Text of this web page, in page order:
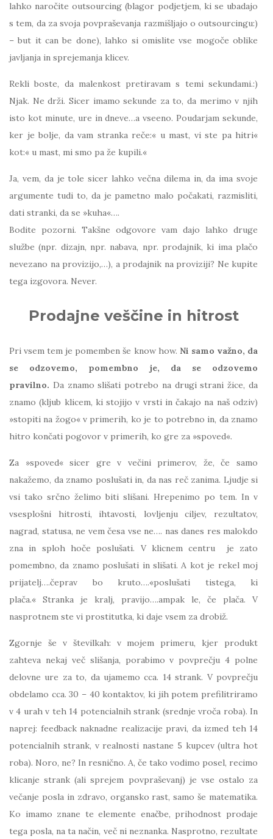
lahko naročite outsourcing (blagor podjetjem, ki se ubadajo
s tem, da za svoja povpraševanja razmišljajo o outsourcingu:)
– but it can be done), lahko si omislite vse mogoče oblike
javljanja in sprejemanja klicev.
Rekli boste, da malenkost pretiravam s temi sekundami.:)
Njak. Ne drži. Sicer imamo sekunde za to, da merimo v njih
isto kot minute, ure in dneve…a vseeno. Poudarjam sekunde,
ker je bolje, da vam stranka reče:« u mast, vi ste pa hitri«
kot:« u mast, mi smo pa že kupili.«
Ja, vem, da je tole sicer lahko večna dilema in, da ima svoje
argumente tudi to, da je pametno malo počakati, razmisliti,
dati stranki, da se »kuha«….
Bodite pozorni. Takšne odgovore vam dajo lahko druge
službe (npr. dizajn, npr. nabava, npr. prodajnik, ki ima plačo
nevezano na provizijo,…), a prodajnik na proviziji? Ne kupite
tega izgovora. Never.
Prodajne veščine in hitrost
Pri vsem tem je pomemben še know how. Ni samo važno, da
se odzovemo, pomembno je, da se odzovemo
pravilno. Da znamo slišati potrebo na drugi strani žice, da
znamo (kljub klicem, ki stojijo v vrsti in čakajo na naš odziv)
»stopiti na žogo« v primerih, ko je to potrebno in, da znamo
hitro končati pogovor v primerih, ko gre za »spoved«.
Za »spoved« sicer gre v večini primerov, že, če samo
nakažemo, da znamo poslušati in, da nas reč zanima. Ljudje si
vsi tako srčno želimo biti slišani. Hrepenimo po tem. In v
vsesplošni hitrosti, ihtavosti, lovljenju ciljev, rezultatov,
nagrad, statusa, ne vem česa vse ne…. nas danes res malokdo
zna in sploh hoče poslušati. V klicnem centru je zato
pomembno, da znamo poslušati in slišati. A kot je rekel moj
prijatelj….čeprav bo kruto….«poslušati tistega, ki
plača.« Stranka je kralj, pravijo….ampak le, če plača. V
nasprotnem ste vi prostitutka, ki daje vsem za drobiž.
Zgornje še v številkah: v mojem primeru, kjer produkt
zahteva nekaj več slišanja, porabimo v povprečju 4 polne
delovne ure za to, da ujamemo cca. 14 strank. V povprečju
obdelamo cca. 30 – 40 kontaktov, ki jih potem prefilitriramo
v 4 urah v teh 14 potencialnih strank (srednje vroča roba). In
naprej: feedback naknadne realizacije pravi, da izmed teh 14
potencialnih strank, v realnosti nastane 5 kupcev (ultra hot
roba). Noro, ne? In resnično. A, če tako vodimo posel, recimo
klicanje strank (ali sprejem povpraševanj) je vse ostalo za
večanje posla in zdravo, organsko rast, samo še matematika.
Ko imamo znane te elemente enačbe, prihodnost prodaje
tega posla, na ta način, več ni neznanka. Nasprotno, rezultate